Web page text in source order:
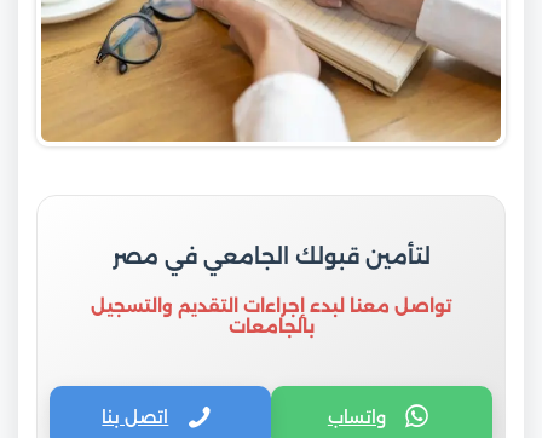
لتأمين قبولك الجامعي في مصر
تواصل معنا لبدء إجراءات التقديم والتسجيل
بالجامعات
واتساب اتصل بنا